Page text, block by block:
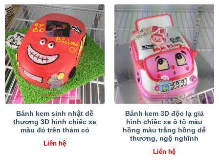
Bánh kem sinh nhật dễ
thương 3D hình chiếc xe
màu đỏ trên thảm cỏ
Liên hệ
Bánh kem 3D độc lạ giả
hình chiếc xe ô tô màu
hồng màu trắng hồng dễ
thương, ngộ nghĩnh
Liên hệ